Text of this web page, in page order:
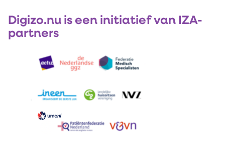
Digizo.nu is een initiatief van IZA-
partners